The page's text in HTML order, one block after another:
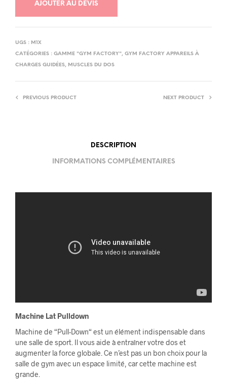
AJOUTER AU DEVIS
UGS : M1X
CATÉGORIES : GAMME "GYM FACTORY", GYM FACTORY APPAREILS À
CHARGES GUIDÉES, MUSCLES DU DOS
PREVIOUS PRODUCT NEXT PRODUCT
DESCRIPTION
INFORMATIONS COMPLÉMENTAIRES
Machine Lat Pulldown
Machine de “Pull-Down“ est un élément indispensable dans
une salle de sport. Il vous aide à entraîner votre dos et
augmenter la force globale. Ce n’est pas un bon choix pour la
salle de gym avec un espace limité, car cette machine est
grande.